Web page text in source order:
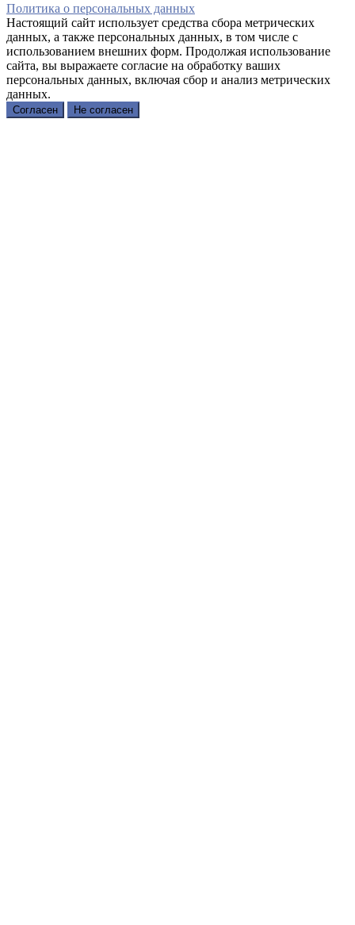
Политика о персональных данных
Настоящий сайт использует средства сбора метрических
данных, а также персональных данных, в том числе с
использованием внешних форм. Продолжая использование
сайта, вы выражаете согласие на обработку ваших
персональных данных, включая сбор и анализ метрических
данных.
Согласен Не согласен